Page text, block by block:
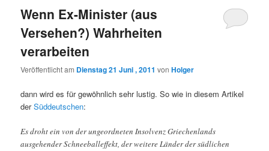
Wenn Ex-Minister (aus
Versehen?) Wahrheiten
verarbeiten
Veröffentlicht am Dienstag 21 Juni , 2011 vonHolger
dann wird es für gewöhnlich sehr lustig. So wie in diesem Artikel
derSüddeutschen:
Es droht ein von der ungeordneten Insolvenz Griechenlands
ausgehender Schneeballeffekt, der weitere Länder der südlichen